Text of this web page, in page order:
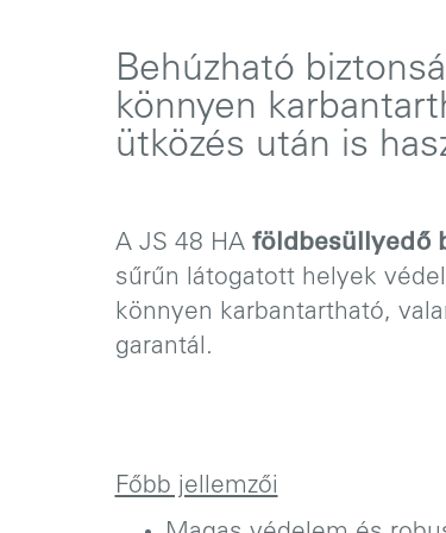
Behúzható
könnyen
ütközés után is
A JS 48 HA földbesüllyedő
sűrűn látogatott helyek
könnyen karbantartható,
garantál.
Főbb jellemzői